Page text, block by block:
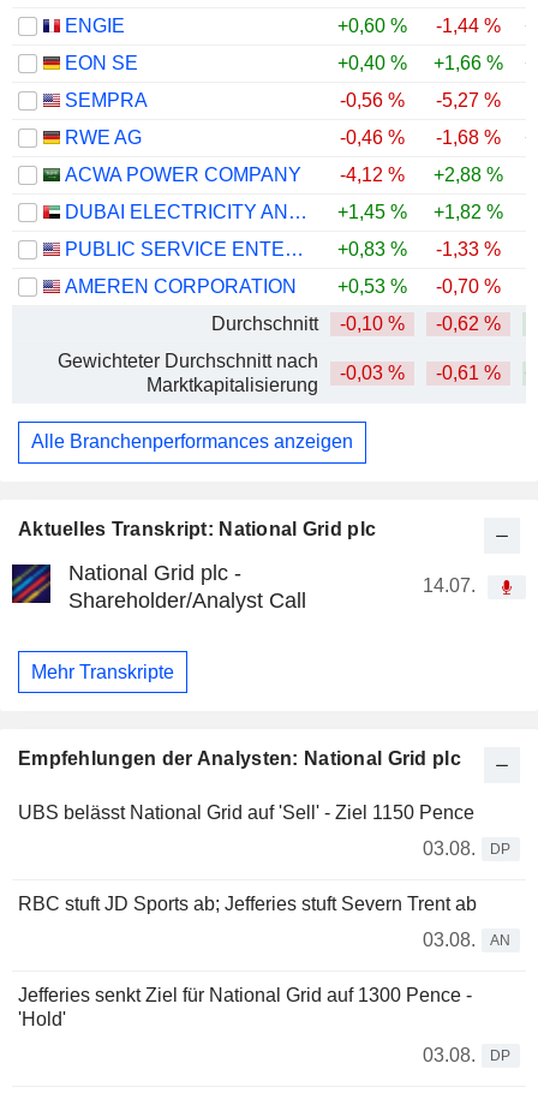
Aktuelles Transkript: National Grid plc
National Grid plc -
Shareholder/Analyst Call
14.07.
Mehr Transkripte
Empfehlungen der Analysten: National Grid plc
UBS belässt National Grid auf 'Sell' - Ziel 1150 Pence
03.08.
DP
RBC stuft JD Sports ab; Jefferies stuft Severn Trent ab
03.08.
AN
Jefferies senkt Ziel für National Grid auf 1300 Pence -
'Hold'
03.08.
DP
ENGIE
+0,60 % -1,44 %
EON SE
+0,40 % +1,66 %
SEMPRA
-0,56 % -5,27 %
RWE AG
-0,46 % -1,68 %
ACWA POWER COMPANY
-4,12 % +2,88 %
DUBAI ELECTRICITY AND WATER AUTHORITY
+1,45 % +1,82 %
PUBLIC SERVICE ENTERPRISE GROUP, INC.
+0,83 % -1,33 %
AMEREN CORPORATION
+0,53 % -0,70 %
Durchschnitt
-0,10 % -0,62 %
Gewichteter Durchschnitt nach
Marktkapitalisierung
-0,03 % -0,61 %
Alle Branchenperformances anzeigen